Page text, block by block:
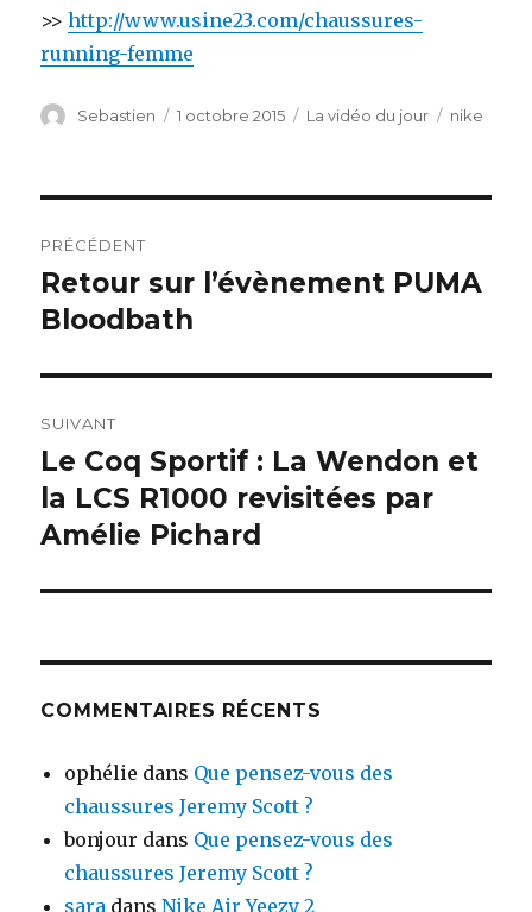
>>http://www.usine23.com/chaussures-
running-femme
Auteur
Sebastien
Publié
1 octobre 2015 Catégories
La vidéo du jour Étiquettes
nike
de
l’article
PRÉCÉDENT
Article
précédent :
Retour sur l’évènement PUMA
Bloodbath
SUIVANT
Article
suivant :
Le Coq Sportif : La Wendon et
la LCS R1000 revisitées par
Amélie Pichard
COMMENTAIRES RÉCENTS
ophélie dans Que pensez-vous des
chaussures Jeremy Scott ?
bonjour dans Que pensez-vous des
chaussures Jeremy Scott ?
sara dansNike Air Yeezy 2